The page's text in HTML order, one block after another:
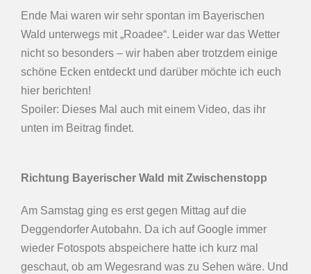
Ende Mai waren wir sehr spontan im Bayerischen
Wald unterwegs mit „Roadee“. Leider war das Wetter
nicht so besonders – wir haben aber trotzdem einige
schöne Ecken entdeckt und darüber möchte ich euch
hier berichten!
Spoiler: Dieses Mal auch mit einem Video, das ihr
unten im Beitrag findet.
Richtung Bayerischer Wald mit Zwischenstopp
Am Samstag ging es erst gegen Mittag auf die
Deggendorfer Autobahn. Da ich auf Google immer
wieder Fotospots abspeichere hatte ich kurz mal
geschaut, ob am Wegesrand was zu Sehen wäre. Und